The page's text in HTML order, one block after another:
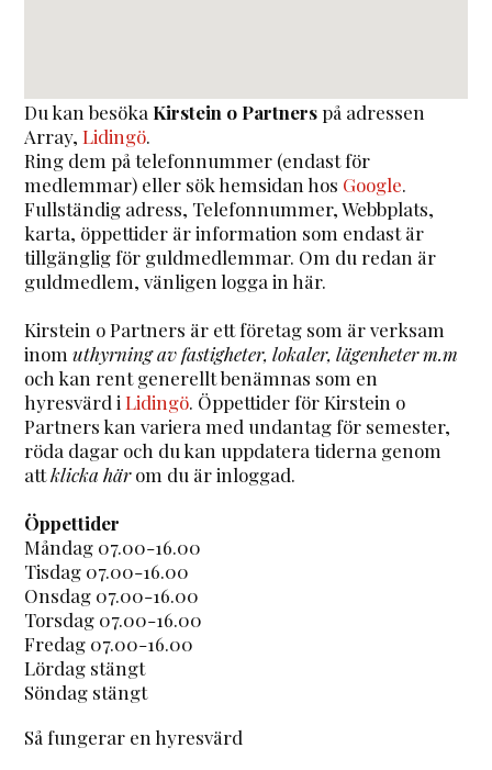
Du kan besöka Kirstein o Partnerspå adressen
Array,Lidingö.
Ring dem på telefonnummer (endast för
medlemmar) eller sök hemsidan hos Google.
Fullständig adress, Telefonnummer, Webbplats,
karta, öppettider är information som endast är
tillgänglig för guldmedlemmar. Om du redan är
guldmedlem, vänligen logga in här.
Kirstein o Partners är ett företag som är verksam
inomuthyrning av fastigheter, lokaler, lägenheter m.m
och kan rent generellt benämnas som en
hyresvärd iLidingö. Öppettider för Kirstein o
Partners kan variera med undantag för semester,
röda dagar och du kan uppdatera tiderna genom
attklicka härom du är inloggad.
Öppettider
Måndag 07.00-16.00
Tisdag 07.00-16.00
Onsdag 07.00-16.00
Torsdag 07.00-16.00
Fredag 07.00-16.00
Lördag stängt
Söndag stängt
Så fungerar en hyresvärd